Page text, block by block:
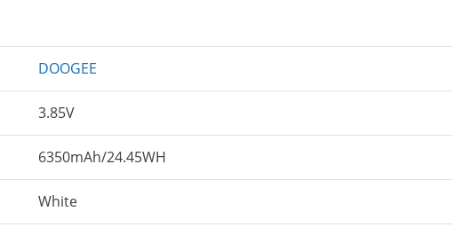
DOOGEE
3.85V
6350mAh/24.45WH
White